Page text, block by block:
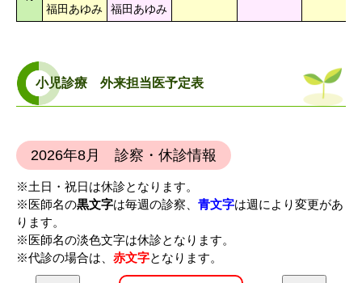
福田あゆみ
福田あゆみ
小児診療 外来担当医予定表
2026年8月 診察・休診情報
※土日・祝日は休診となります。
※医師名の黒文字は毎週の診察、 青文字は週により変更があ
ります。
※医師名の淡色文字は休診となります。
※代診の場合は、 赤文字となります。